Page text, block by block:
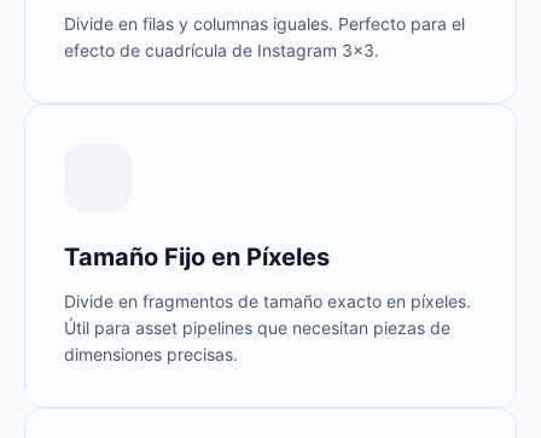
Divide en filas y columnas iguales. Perfecto para el
efecto de cuadrícula de Instagram 3×3.
Tamaño Fijo en Píxeles
Divide en fragmentos de tamaño exacto en píxeles.
Útil para asset pipelines que necesitan piezas de
dimensiones precisas.